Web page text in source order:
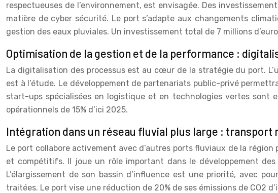
respectueuses de l’environnement, est envisagée. Des
matière de cyber sécurité. Le port s’adapte aux changements
gestion des eaux pluviales. Un investissement total de 7 millions
Optimisation de la gestion et de la performance :
La digitalisation des processus est au cœur de la stratégie du port.
est à l’étude. Le développement de partenariats public-privé
start-ups spécialisées en logistique et en technologies vertes sont
opérationnels de 15% d’ici 2025.
Intégration dans un réseau fluvial plus large :
Le port collabore activement avec d’autres ports fluviaux de la
et compétitifs. Il joue un rôle important dans le développement
L’élargissement de son bassin d’influence est une priorité, avec
traitées. Le port vise une réduction de 20% de ses émissions de CO2